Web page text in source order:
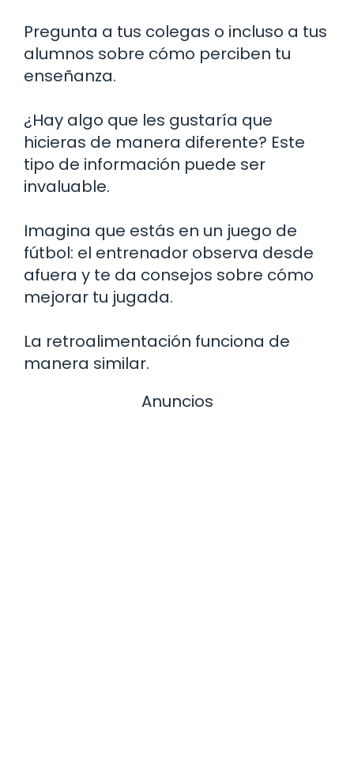
Pregunta a tus colegas o incluso a tus
alumnos sobre cómo perciben tu
enseñanza.
¿Hay algo que les gustaría que
hicieras de manera diferente? Este
tipo de información puede ser
invaluable.
Imagina que estás en un juego de
fútbol: el entrenador observa desde
afuera y te da consejos sobre cómo
mejorar tu jugada.
La retroalimentación funciona de
manera similar.
Anuncios